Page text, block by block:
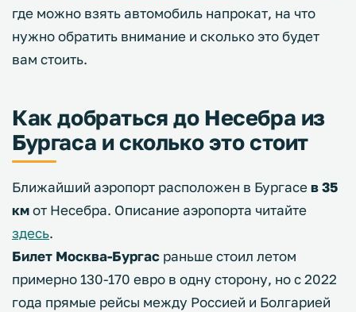
где можно взять автомобиль напрокат, на что
нужно обратить внимание и сколько это будет
вам стоить.
Как добраться до Несебра из
Бургаса и сколько это стоит
Ближайший аэропорт расположен в Бургасе в 35
кмот Несебра. Описание аэропорта читайте
здесь.
Билет Москва-Бургас раньше стоил летом
примерно 130-170 евро в одну сторону, но с 2022
года прямые рейсы между Россией и Болгарией